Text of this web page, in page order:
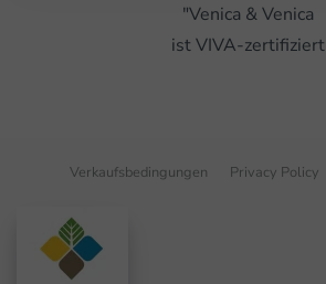
"Venica & Venica
ist VIVA-zertifiziert
Verkaufsbedingungen Privacy Policy